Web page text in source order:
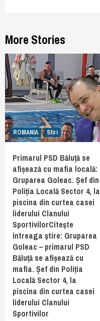
More Stories
ROMANIA Stiri
Primarul PSD Băluță se
afișează cu mafia locală:
Gruparea Goleac. Șef din
Poliția Locală Sector 4, la
piscina din curtea casei
liderului Clanului
SportivilorCiteşte
întreaga ştire: Gruparea
Goleac – primarul PSD
Băluță se afișează cu
mafia. Șef din Poliția
Locală Sector 4, la
piscina din curtea casei
liderului Clanului
Sportivilor